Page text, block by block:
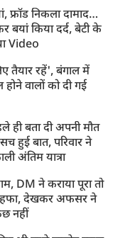
तीसरे दौर
फ्रॉड निकला दामाद…
बयां किया दर्द, बेटी के
Video
तैयार रहें', बंगाल में
वालों को दी गई
ही बता दी अपनी मौत
हुई बात, परिवार ने
अंतिम यात्रा
DM ने कराया पूरा तो
देखकर अफसर ने
नहीं